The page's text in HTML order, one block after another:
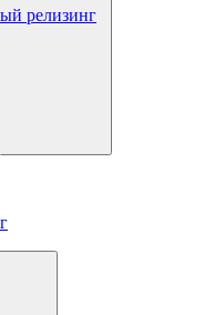
релизинг